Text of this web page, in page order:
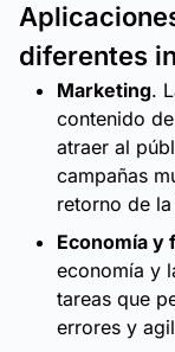
diferentes
Marketing.
contenido
atraer al
campañas
retorno de
Economía y
economía y
tareas que
errores y